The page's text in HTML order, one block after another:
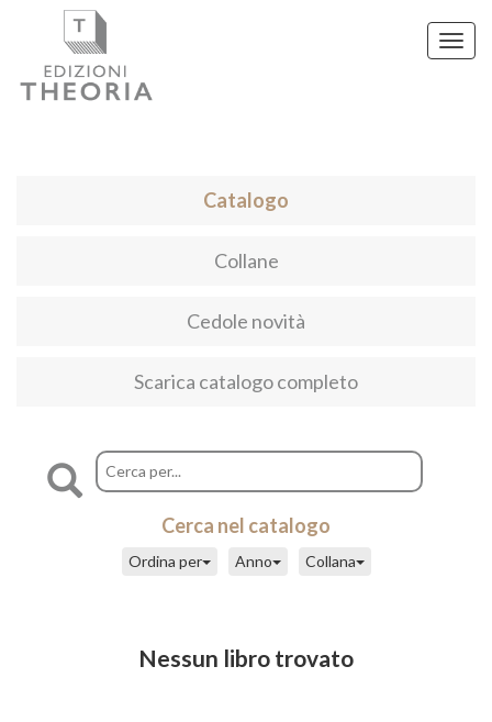
Catalogo
Collane
Cedole novità
Scarica catalogo completo
Cerca nel catalogo
Collana
Anno
Ordina per
Nessun libro trovato